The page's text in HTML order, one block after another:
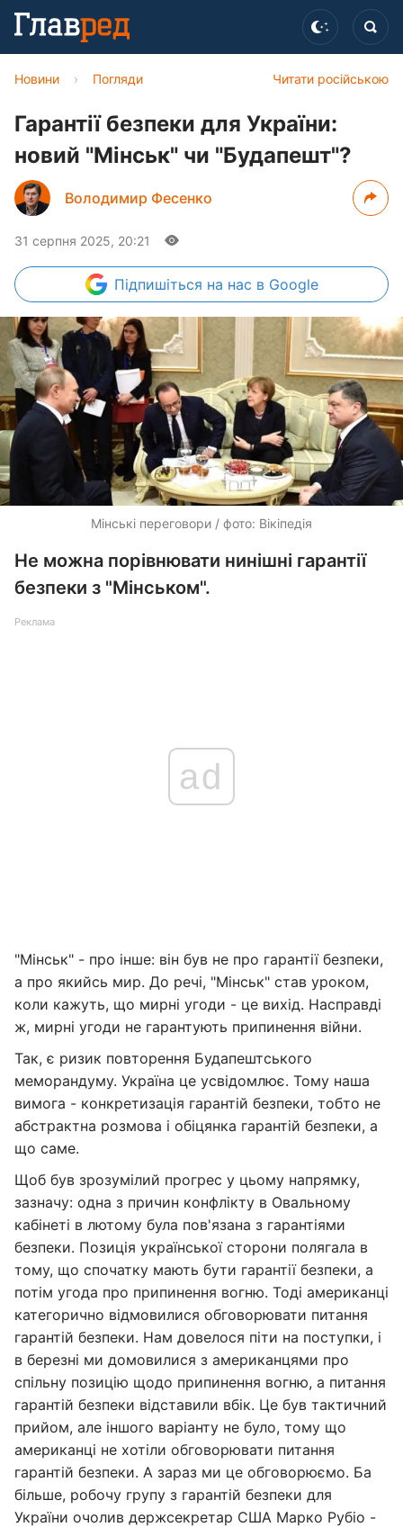
Читати російською
Новини › Погляди
Гарантії безпеки для України:
новий "Мінськ" чи "Будапешт"?
Володимир Фесенко
31 серпня 2025, 20:21
Підпишіться на нас в Google
Мінські переговори / фото: Вікіпедія
Не можна порівнювати нинішні гарантії
безпеки з "Мінськом".
Реклама
ad
"Мінськ" - про інше: він був не про гарантії безпеки,
а про якийсь мир. До речі, "Мінськ" став уроком,
коли кажуть, що мирні угоди - це вихід. Насправді
ж, мирні угоди не гарантують припинення війни.
Так, є ризик повторення Будапештського
меморандуму. Україна це усвідомлює. Тому наша
вимога - конкретизація гарантій безпеки, тобто не
абстрактна розмова і обіцянка гарантій безпеки, а
що саме.
Щоб був зрозумілий прогрес у цьому напрямку,
зазначу: одна з причин конфлікту в Овальному
кабінеті в лютому була пов'язана з гарантіями
безпеки. Позиція української сторони полягала в
тому, що спочатку мають бути гарантії безпеки, а
потім угода про припинення вогню. Тоді американці
категорично відмовилися обговорювати питання
гарантій безпеки. Нам довелося піти на поступки, і
в березні ми домовилися з американцями про
спільну позицію щодо припинення вогню, а питання
гарантій безпеки відставили вбік. Це був тактичний
прийом, але іншого варіанту не було, тому що
американці не хотіли обговорювати питання
гарантій безпеки. А зараз ми це обговорюємо. Ба
більше, робочу групу з гарантій безпеки для
України очолив держсекретар США Марко Рубіо -